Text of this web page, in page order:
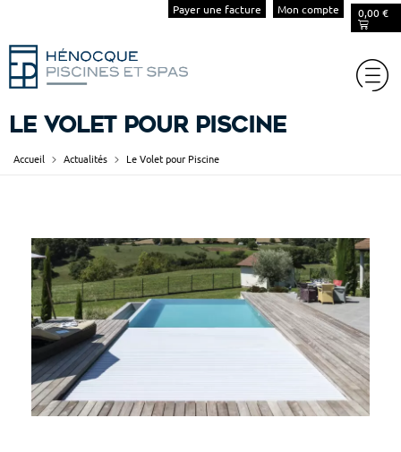
Payer une facture Mon compte 0,00 €
Le Volet pour Piscine
Accueil Actualités Le Volet pour Piscine